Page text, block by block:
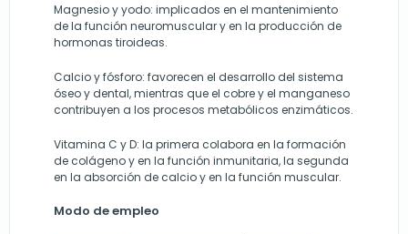
Magnesio y yodo: implicados en el mantenimiento
de la función neuromuscular y en la producción de
hormonas tiroideas.
Calcio y fósforo: favorecen el desarrollo del sistema
óseo y dental, mientras que el cobre y el manganeso
contribuyen a los procesos metabólicos enzimáticos.
Vitamina C y D: la primera colabora en la formación
de colágeno y en la función inmunitaria, la segunda
en la absorción de calcio y en la función muscular.
Modo de empleo